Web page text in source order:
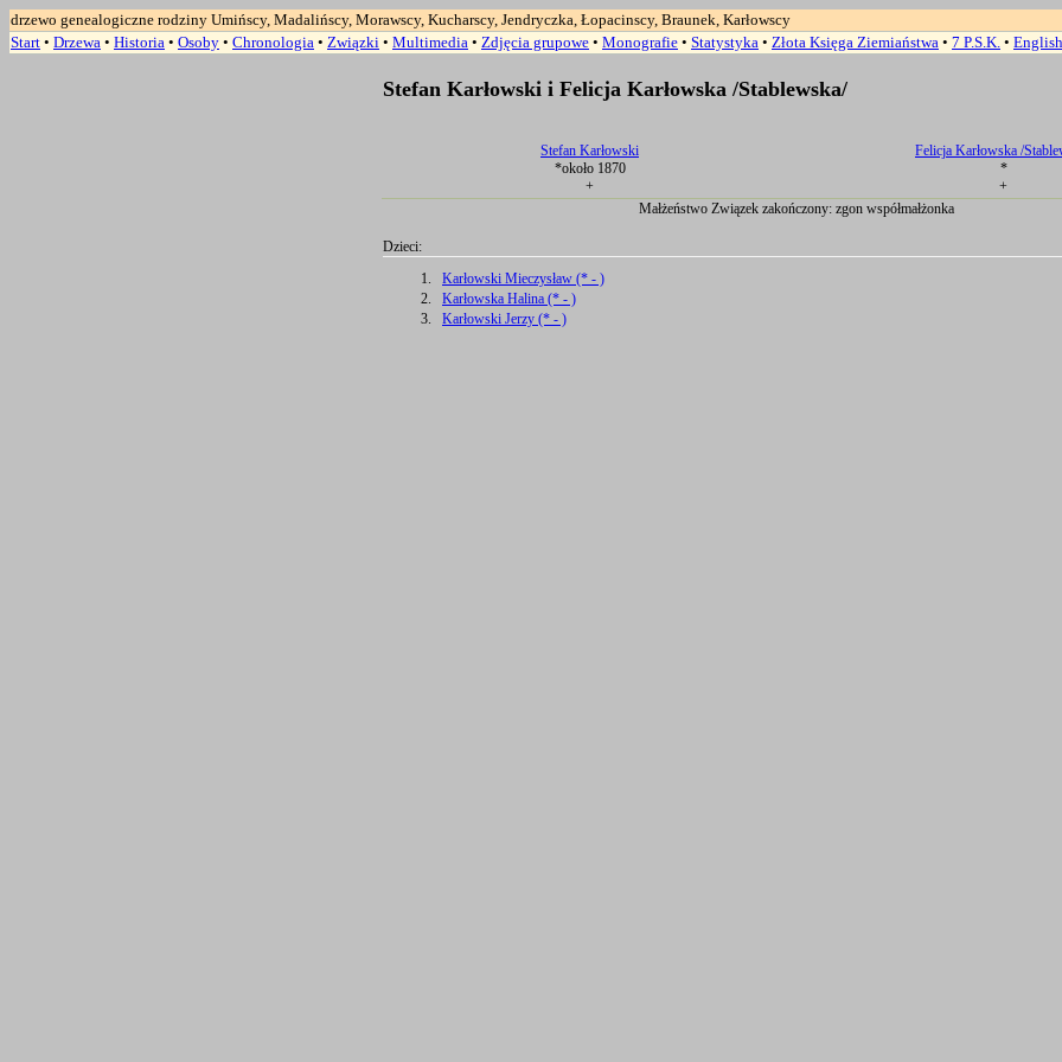
drzewo genealogiczne rodziny Umińscy, Madalińscy, Morawscy, Kucharscy, Jendryczka, Łopacinscy, Braunek, Karłowscy
Start • Drzewa • Historia • Osoby • Chronologia • Związki • Multimedia • Zdjęcia grupowe • Monografie • Statystyka • Złota Księga Ziemiaństwa • 7 P.S.K. • English
Stefan Karłowski i Felicja Karłowska /Stablewska/
Stefan Karłowski
*około 1870
+
Felicja Karłowska /
*
+
Małżeństwo Związek zakończony: zgon współmałżonka
Dzieci:
1.
Karłowski Mieczysław (* - )
2.
Karłowska Halina (* - )
3.
Karłowski Jerzy (* - )